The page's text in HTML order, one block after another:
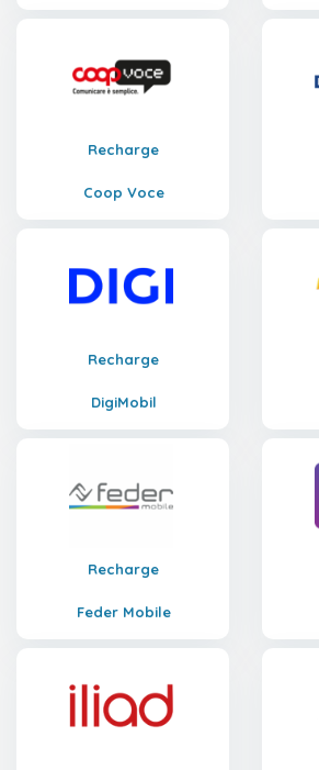
Recharge
Coop Voce
Recharge
DigiMobil
Recharge
Feder Mobile